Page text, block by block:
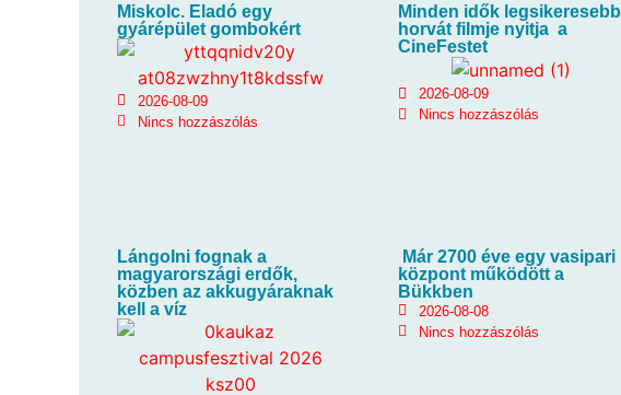
Miskolc. Eladó egy
gyárépület gombokért
2026-08-09
Nincs hozzászólás
Minden idők legsikeresebb
horvát filmje nyitja a
CineFestet
2026-08-09
Nincs hozzászólás
Lángolni fognak a
magyarországi erdők,
közben az akkugyáraknak
kell a víz
Már 2700 éve egy vasipari
központ működött a
Bükkben
2026-08-08
Nincs hozzászólás